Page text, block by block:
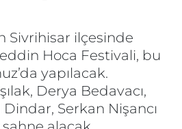
Sivrihisar ilçesinde
Hoca Festivali, bu
yapılacak.
Derya Bedavacı,
Dindar, Serkan Nişancı